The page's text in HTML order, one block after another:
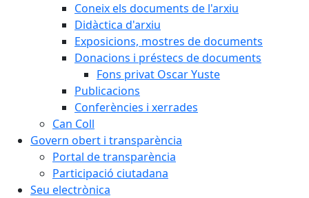
Coneix els documents de l'arxiu
Didàctica d'arxiu
Exposicions, mostres de documents
Donacions i préstecs de documents
Fons privat Oscar Yuste
Publicacions
Conferències i xerrades
Can Coll
Govern obert i transparència
Portal de transparència
Participació ciutadana
Seu electrònica